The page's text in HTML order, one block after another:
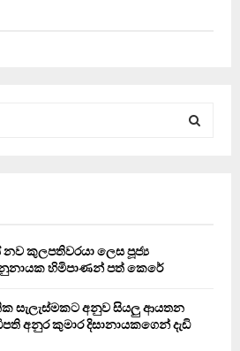
H
කුලපතිවරයා ලෙස පූජ්‍ය
හිමිපාණන් පත් කෙරේ
සැලැස්මකට අනුව සියලු ආයතන
අනුර කුමාර දිසානායකගෙන් දැඩි